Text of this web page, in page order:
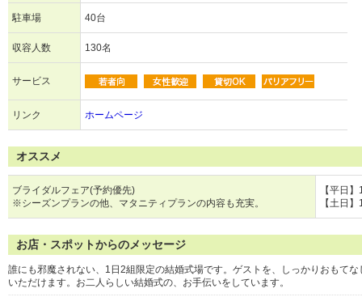
駐車場 40台
収容人数 130名
サービス
リンク ホームページ
オススメ
ブライダルフェア(予約優先)
※シーズンプランの他、マタニティプランの内容も充実。
【平日
【土日
お店・スポットからのメッセージ
誰にも邪魔されない、1日2組限定の結婚式場です。ゲストを、しっかりおもて
いただけます。お二人らしい結婚式の、お手伝いをしています。